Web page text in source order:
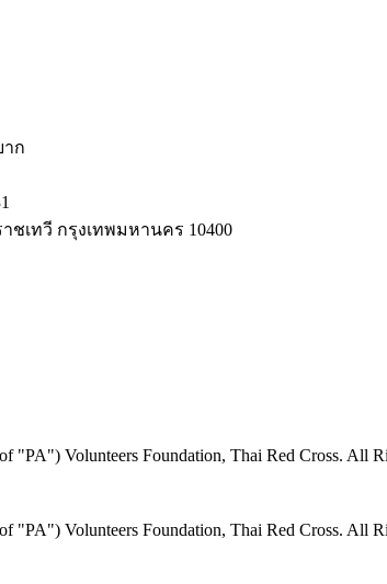
าก
เทวี กรุงเทพมหานคร 10400
"PA") Volunteers Foundation, Thai Red Cross. All
"PA") Volunteers Foundation, Thai Red Cross. All